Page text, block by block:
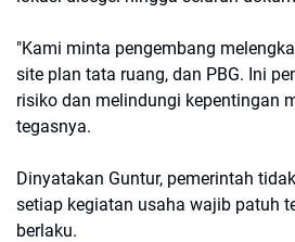
"Kami minta pengembang
site plan tata ruang, dan PBG. Ini
risiko dan melindungi kepentingan
tegasnya.
Dinyatakan Guntur, pemerintah
setiap kegiatan usaha wajib patuh
berlaku.